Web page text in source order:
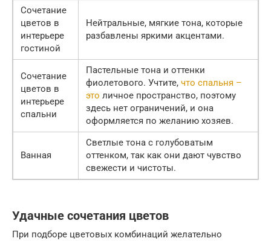
Сочетание
цветов в
интерьере
гостиной
Нейтральные, мягкие тона, которые
разбавлены яркими акцентами.
Сочетание
цветов в
интерьере
спальни
Пастельные тона и оттенки
фиолетового. Учтите, что спальня –
это личное пространство, поэтому
здесь нет ограничений, и она
оформляется по желанию хозяев.
Ванная
Светлые тона с голубоватым
оттенком, так как они дают чувство
свежести и чистоты.
Удачные сочетания цветов
При подборе цветовых комбинаций желательно